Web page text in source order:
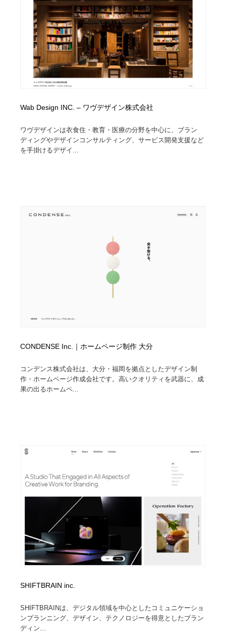
Wab Design INC. – ワヴデザイン株式会社
ワヴデザインは衣食住・教育・医療の分野を中心に、ブラン
ディングやデザインコンサルティング、サービス開発支援など
を手掛けるデザイ...
CONDENSE Inc.｜ホームページ制作 大分
コンデンス株式会社は、大分・福岡を拠点としたデザイン制
作・ホームページ作成会社です。高いクオリティを武器に、成
果の出るホームペ...
SHIFTBRAIN inc.
SHIFTBRAINは、デジタル領域を中心としたコミュニケーショ
ンプランニング、デザイン、テクノロジーを得意としたブラン
ディン...